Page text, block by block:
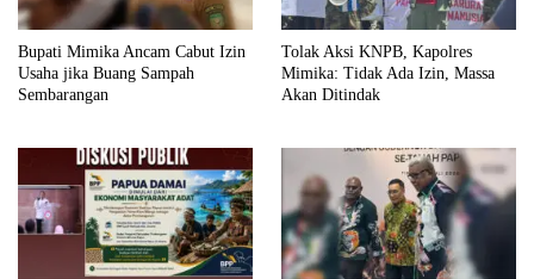
Bupati Mimika Ancam Cabut Izin
Usaha jika Buang Sampah
Sembarangan
Tolak Aksi KNPB, Kapolres
Mimika: Tidak Ada Izin, Massa
Akan Ditindak